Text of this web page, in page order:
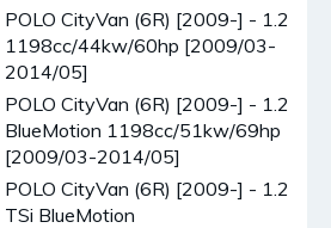
POLO CityVan (6R) [2009-] - 1.2
1198cc/44kw/60hp [2009/03-
2014/05]
POLO CityVan (6R) [2009-] - 1.2
BlueMotion 1198cc/51kw/69hp
[2009/03-2014/05]
POLO CityVan (6R) [2009-] - 1.2
TSi BlueMotion